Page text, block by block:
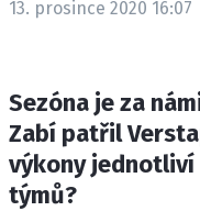
INCORP
13. prosince 2020 16:07
Sezóna je za
Zabí patřil
výkony
týmů?